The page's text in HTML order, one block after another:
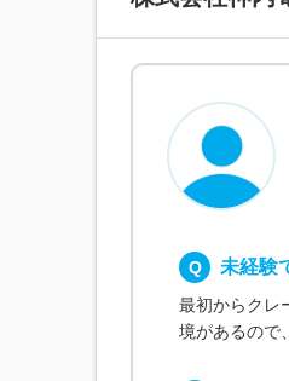
未経験
最初からクレ
境があるので